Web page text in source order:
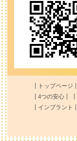
トップページ
4つの安心
インプラント